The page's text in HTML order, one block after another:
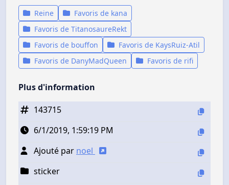
Reine
Favoris de kana
Favoris de TitanosaureRekt
Favoris de bouffon
Favoris de KaysRuiz-Atil
Favoris de DanyMadQueen
Favoris de rifi
Plus d'information
143715
6/1/2019, 1:59:19 PM
Ajouté par noel
sticker